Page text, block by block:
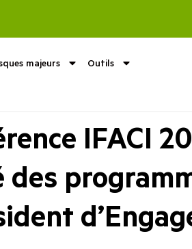
majeurs
Outils
IFACI
des